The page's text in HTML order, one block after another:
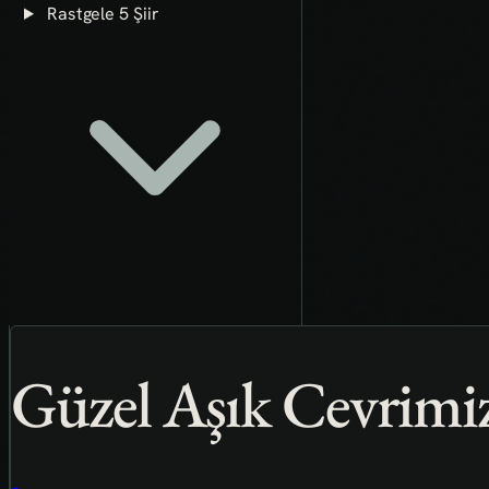
Rastgele 5 Şiir
Güzel Aşık